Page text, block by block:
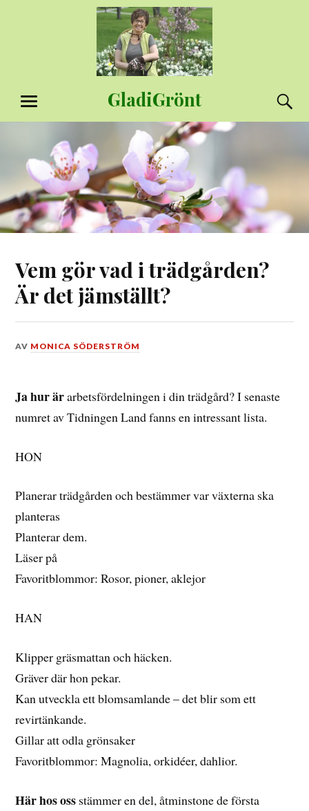
GladiGrönt
MENY
Vem gör vad i trädgården?
Är det jämställt?
DEN
2013
AV MONICA SÖDERSTRÖM
Ja hur ärarbetsfördelningen i din trädgård? I senaste
numret av Tidningen Land fanns en intressant lista.
HON
Planerar trädgården och bestämmer var växterna ska
planteras
Planterar dem.
Läser på
Favoritblommor: Rosor, pioner, aklejor
HAN
Klipper gräsmattan och häcken.
Gräver där hon pekar.
Kan utveckla ett blomsamlande – det blir som ett
revirtänkande.
Gillar att odla grönsaker
Favoritblommor: Magnolia, orkidéer, dahlior.
Här hos oss stämmer en del, åtminstone de första